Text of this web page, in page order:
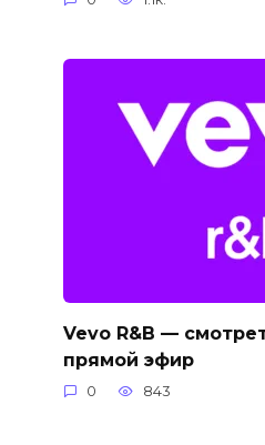
Vevo R&B —
прямой эфир
0 843